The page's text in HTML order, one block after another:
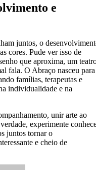
e
juntos, o
cores. Pude ver isso de
que aproxima, um
fala. O Abraço nasceu para
famílias, terapeutas e
individualidade e na
unir arte ao
experimente
juntos tornar o
e cheio de